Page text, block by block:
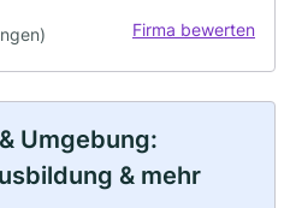
Firma bewerten
Umgebung:
& mehr